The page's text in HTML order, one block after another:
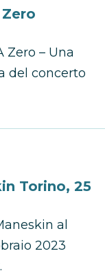
Zero – Una
del concerto
Torino, 25
al
2023